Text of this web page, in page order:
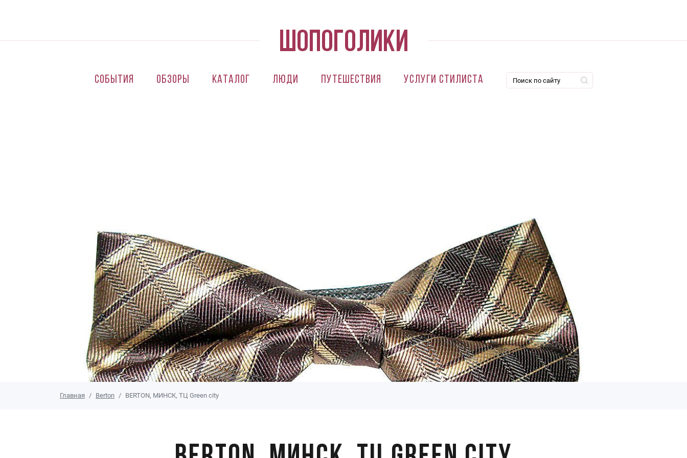
События Обзоры Каталог Люди Путешествия Услуги стилиста
Главная Berton BERTON, МИНСК, ТЦ Green city